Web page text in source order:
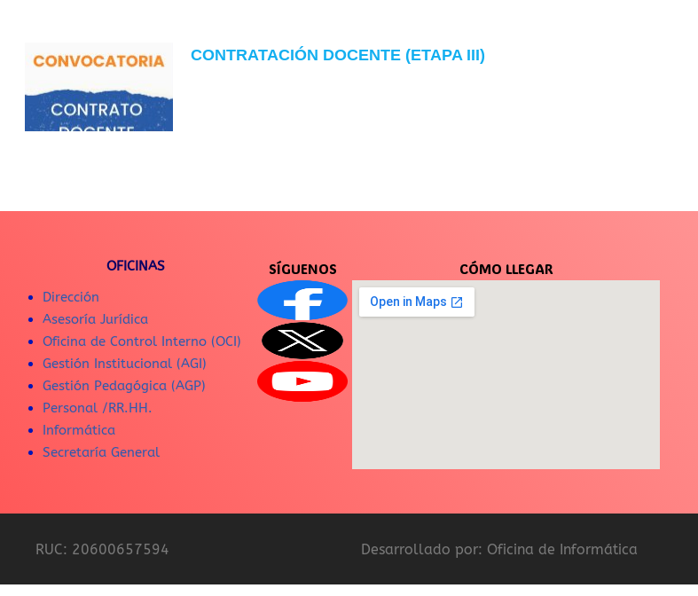
CONTRATACIÓN DOCENTE (ETAPA III)
OFICINAS
Dirección
Asesoría Jurídica
Oficina de Control Interno (OCI)
Gestión Institucional (AGI)
Gestión Pedagógica (AGP)
Personal /RR.HH.
Informática
Secretaría General
SÍGUENOS CÓMO LLEGAR
RUC: 20600657594 Desarrollado por: Oficina de Informática